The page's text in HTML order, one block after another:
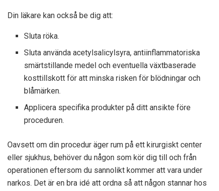
Din läkare kan också be dig att:
Sluta röka.
Sluta använda acetylsalicylsyra, antiinflammatoriska
smärtstillande medel och eventuella växtbaserade
kosttillskott för att minska risken för blödningar och
blåmärken.
Applicera specifika produkter på ditt ansikte före
proceduren.
Oavsett om din procedur äger rum på ett kirurgiskt center
eller sjukhus, behöver du någon som kör dig till och från
operationen eftersom du sannolikt kommer att vara under
narkos. Det är en bra idé att ordna så att någon stannar hos